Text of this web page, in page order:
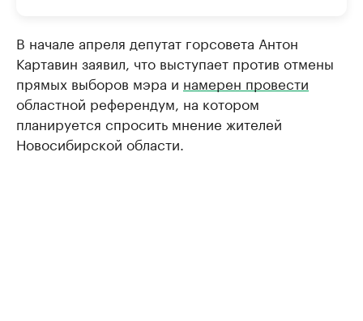
В начале апреля депутат горсовета Антон
Картавин заявил, что выступает против отмены
прямых выборов мэра и намерен провести
областной референдум, на котором
планируется спросить мнение жителей
Новосибирской области.